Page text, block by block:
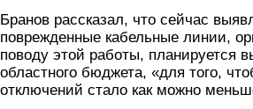
Бранов рассказал, что сейчас
поврежденные кабельные линии,
поводу этой работы, планируется
областного бюджета, «для того,
отключений стало как можно